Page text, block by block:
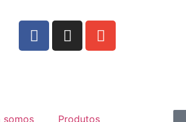
somos Produtos